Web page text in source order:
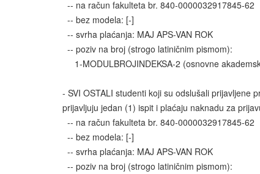
-- na račun fakulteta br. 840-0000032917845-62
-- bez modela: [-]
-- svrha plaćanja: MAJ APS-VAN ROK
-- poziv na broj (strogo latiničnim pismom):
1-MODULBROJINDEKSA-2 (osnovne
- SVI OSTALI studenti koji su odslušali prijavljene
prijavljuju jedan (1) ispit i plaćaju naknadu za
-- na račun fakulteta br. 840-0000032917845-62
-- bez modela: [-]
-- svrha plaćanja: MAJ APS-VAN ROK
-- poziv na broj (strogo latiničnim pismom):